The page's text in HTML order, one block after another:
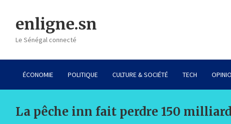
contentenligne.sn
Le Sénégal connecté
ÉCONOMIE POLITIQUE CULTURE & SOCIÉTÉ TECH
La pêche inn fait perdre 150